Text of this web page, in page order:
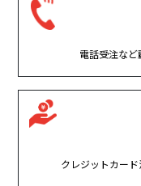
電話受注な
クレジットカー